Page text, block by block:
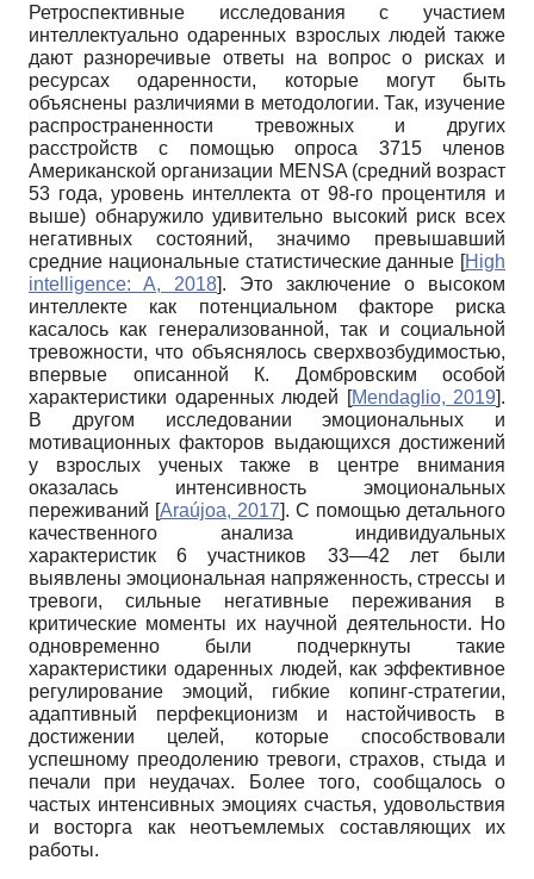
Ретроспективные исследования с участием
интеллектуально одаренных взрослых людей также
дают разноречивые ответы на вопрос о рисках и
ресурсах одаренности, которые могут быть
объяснены различиями в методологии. Так, изучение
распространенности тревожных и других
расстройств с помощью опроса 3715 членов
Американской организации MENSA (средний возраст
53 года, уровень интеллекта от 98-го процентиля и
выше) обнаружило удивительно высокий риск всех
негативных состояний, значимо превышавший
средние национальные статистические данные [High
intelligence: A, 2018]. Это заключение о высоком
интеллекте как потенциальном факторе риска
касалось как гене­рализованной, так и социальной
тревожности, что объяснялось сверхвозбудимостью,
впервые описанной К. Домбровским особой
характеристики одаренных людей [Mendaglio, 2019].
В другом исследовании эмоциональных и
мотивационных факторов выдающихся достижений
у взрослых ученых также в центре внимания
оказалась интенсивность эмоциональных
переживаний [Araújoa, 2017]. С помощью детального
качественного анализа индивидуальных
характеристик 6 участников 33—42 лет были
выявлены эмоциональная напряженность, стрессы и
тревоги, сильные негативные переживания в
критические моменты их научной деятельности. Но
одновременно были подчеркнуты такие
характеристики одаренных людей, как эффективное
регулирование эмоций, гибкие копинг-стратегии,
адаптивный пер­фекционизм и настойчивость в
достижении целей, которые способствовали
успешному преодолению тревоги, страхов, стыда и
печали при неудачах. Более того, сообщалось о
частых интенсивных эмоциях счастья, удовольствия
и восторга как неотъемлемых составляющих их
работы.